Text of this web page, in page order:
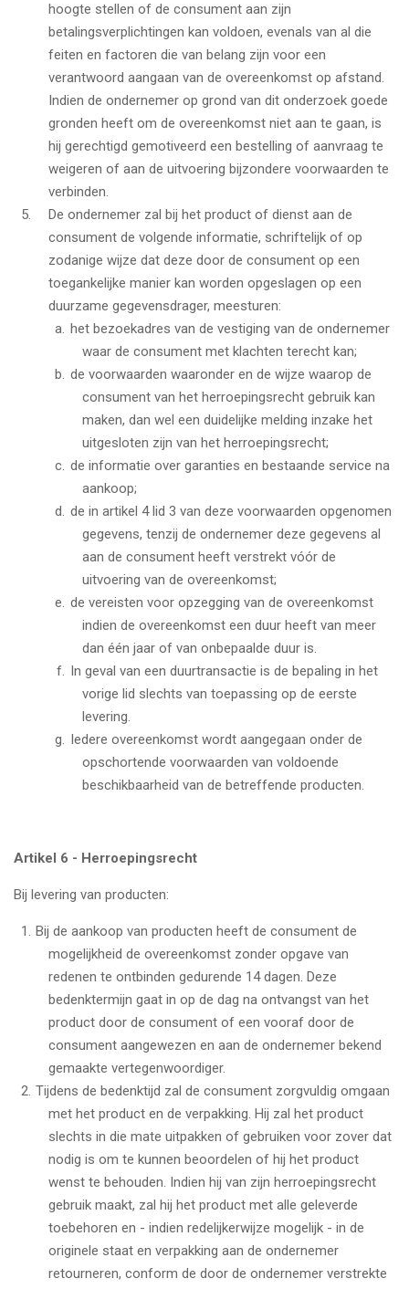
hoogte stellen of de consument aan zijn
betalingsverplichtingen kan voldoen, evenals van al die
feiten en factoren die van belang zijn voor een
verantwoord aangaan van de overeenkomst op afstand.
Indien de ondernemer op grond van dit onderzoek goede
gronden heeft om de overeenkomst niet aan te gaan, is
hij gerechtigd gemotiveerd een bestelling of aanvraag te
weigeren of aan de uitvoering bijzondere voorwaarden te
verbinden.
De ondernemer zal bij het product of dienst aan de
consument de volgende informatie, schriftelijk of op
zodanige wijze dat deze door de consument op een
toegankelijke manier kan worden opgeslagen op een
duurzame gegevensdrager, meesturen:
het bezoekadres van de vestiging van de ondernemer
waar de consument met klachten terecht kan;
de voorwaarden waaronder en de wijze waarop de
consument van het herroepingsrecht gebruik kan
maken, dan wel een duidelijke melding inzake het
uitgesloten zijn van het herroepingsrecht;
de informatie over garanties en bestaande service na
aankoop;
de in artikel 4 lid 3 van deze voorwaarden opgenomen
gegevens, tenzij de ondernemer deze gegevens al
aan de consument heeft verstrekt vóór de
uitvoering van de overeenkomst;
de vereisten voor opzegging van de overeenkomst
indien de overeenkomst een duur heeft van meer
dan één jaar of van onbepaalde duur is.
In geval van een duurtransactie is de bepaling in het
vorige lid slechts van toepassing op de eerste
levering.
Iedere overeenkomst wordt aangegaan onder de
opschortende voorwaarden van voldoende
beschikbaarheid van de betreffende producten.
Artikel 6 - Herroepingsrecht
Bij levering van producten:
Bij de aankoop van producten heeft de consument de
mogelijkheid de overeenkomst zonder opgave van
redenen te ontbinden gedurende 14 dagen. Deze
bedenktermijn gaat in op de dag na ontvangst van het
product door de consument of een vooraf door de
consument aangewezen en aan de ondernemer bekend
gemaakte vertegenwoordiger.
Tijdens de bedenktijd zal de consument zorgvuldig omgaan
met het product en de verpakking. Hij zal het product
slechts in die mate uitpakken of gebruiken voor zover dat
nodig is om te kunnen beoordelen of hij het product
wenst te behouden. Indien hij van zijn herroepingsrecht
gebruik maakt, zal hij het product met alle geleverde
toebehoren en - indien redelijkerwijze mogelijk - in de
originele staat en verpakking aan de ondernemer
retourneren, conform de door de ondernemer verstrekte